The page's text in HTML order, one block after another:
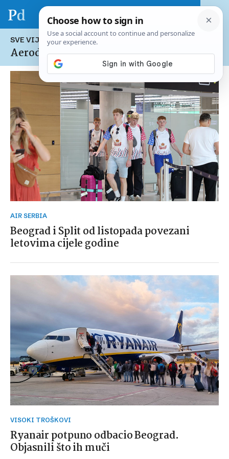
SVE VIJESTI NA TEMU:
Aerodrom Nikola Tesla
AIR SERBIA
Beograd i Split od listopada povezani
letovima cijele godine
VISOKI TROŠKOVI
Ryanair potpuno odbacio Beograd.
Objasnili što ih muči